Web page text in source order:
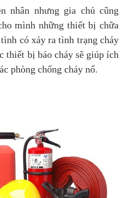
nhân nhưng gia chủ cũng
mình những thiết bị chữa
có xảy ra tình trạng cháy
thiết bị báo cháy sẽ giúp ích
phòng chống cháy nổ.